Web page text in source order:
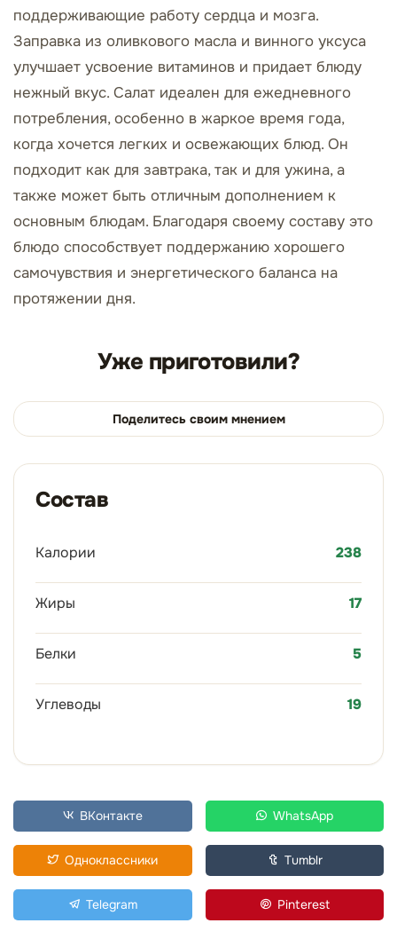
поддерживающие работу сердца и мозга.
Заправка из оливкового масла и винного уксуса
улучшает усвоение витаминов и придает блюду
нежный вкус. Салат идеален для ежедневного
потребления, особенно в жаркое время года,
когда хочется легких и освежающих блюд. Он
подходит как для завтрака, так и для ужина, а
также может быть отличным дополнением к
основным блюдам. Благодаря своему составу это
блюдо способствует поддержанию хорошего
самочувствия и энергетического баланса на
протяжении дня.
Уже приготовили?
Поделитесь своим мнением
Состав
Калории 238
Жиры 17
Белки 5
Углеводы 19
ВКонтакте WhatsApp
Одноклассники Tumblr
Telegram Pinterest